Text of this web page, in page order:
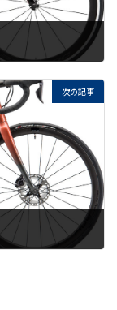
次の記事